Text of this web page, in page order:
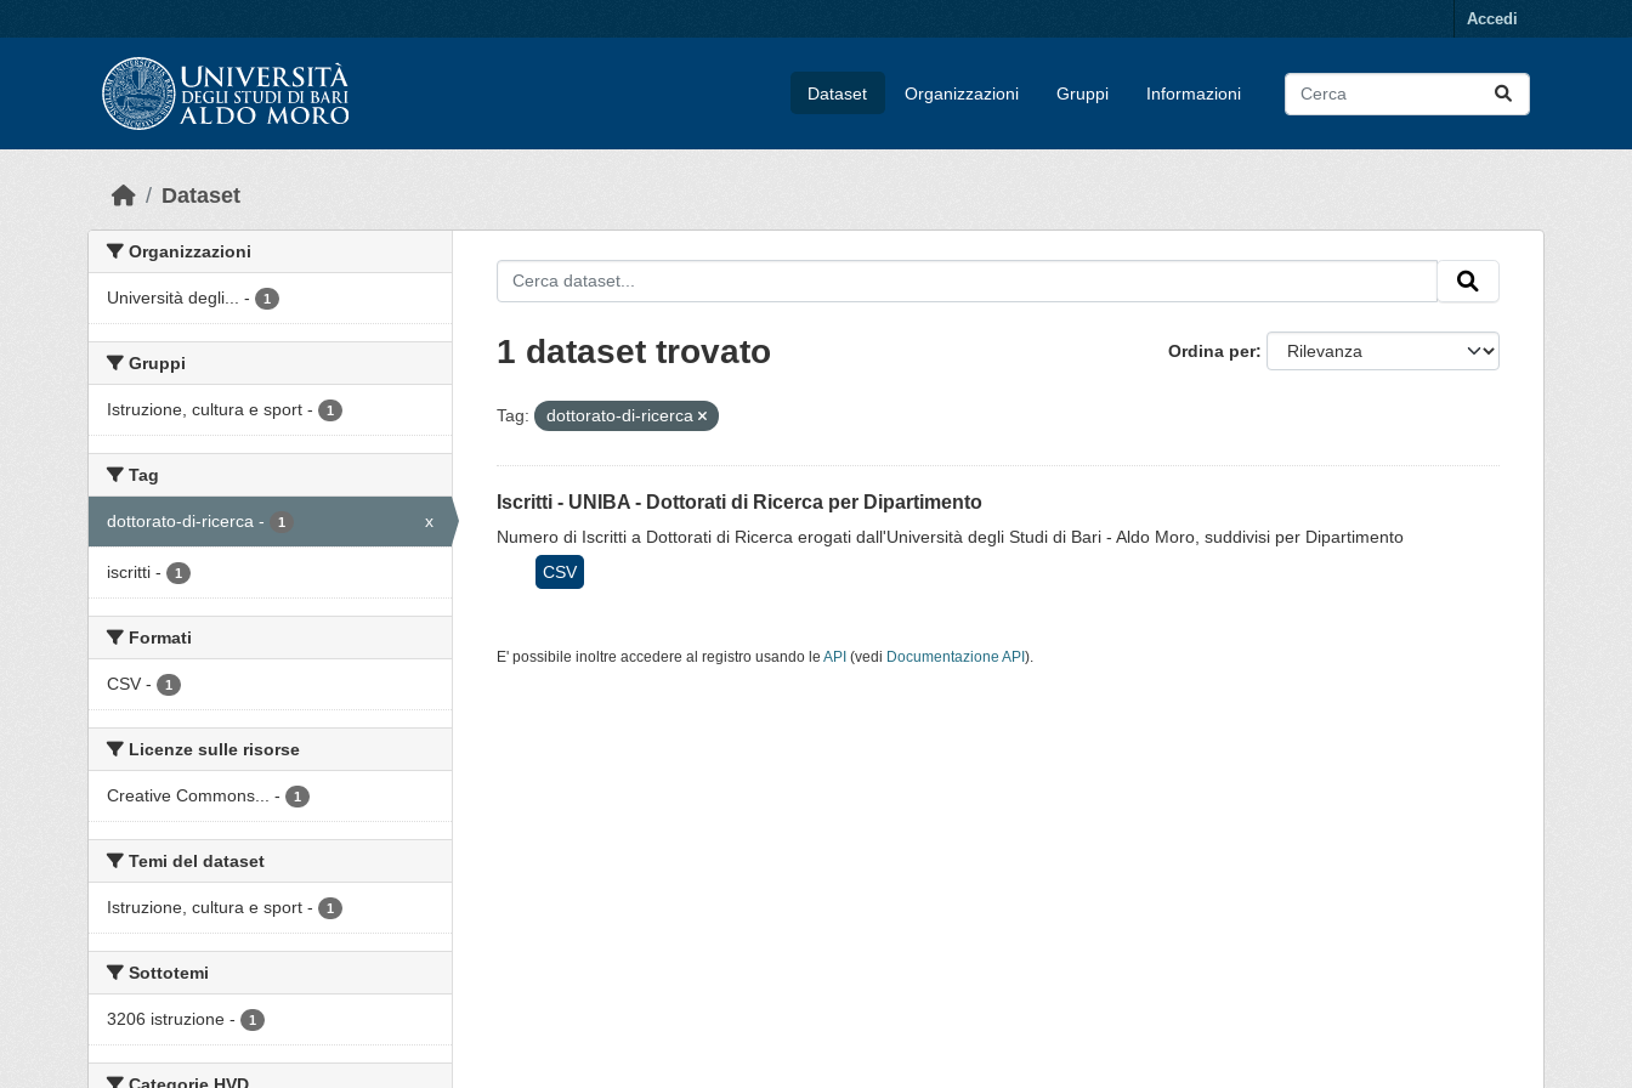
Accedi
Dataset Organizzazioni Gruppi Informazioni
Dataset
Organizzazioni
Università degli... - 1
Gruppi
Istruzione, cultura e sport - 1
Tag
dottorato-di-ricerca - 1 x
iscritti - 1
Formati
CSV - 1
Licenze sulle risorse
Creative Commons... - 1
Temi del dataset
Istruzione, cultura e sport - 1
Sottotemi
3206 istruzione - 1
Ordina per
1 dataset trovato
Tag: dottorato-di-ricerca
Iscritti - UNIBA - Dottorati di Ricerca per Dipartimento
Numero di Iscritti a Dottorati di Ricerca erogati dall'Università degli Studi di Bari - Aldo Moro, suddivisi per Dipartimento
CSV
E' possibile inoltre accedere al registro usando le API (vedi Documentazione API ).